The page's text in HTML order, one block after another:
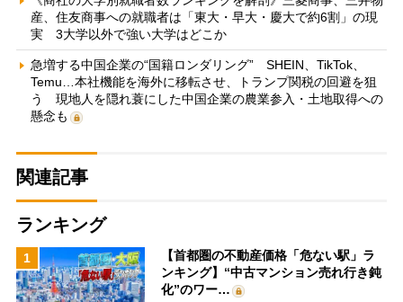
産、住友商事への就職者は「東大・早大・慶大で約6割」の現
実 3大学以外で強い大学はどこか
急増する中国企業の“国籍ロンダリング” SHEIN、TikTok、
Temu…本社機能を海外に移転させ、トランプ関税の回避を狙
う 現地人を隠れ蓑にした中国企業の農業参入・土地取得への
懸念も
関連記事
ランキング
1
【首都圏の不動産価格「危ない駅」ラ
ンキング】“中古マンション売れ行き鈍
化”のワー…